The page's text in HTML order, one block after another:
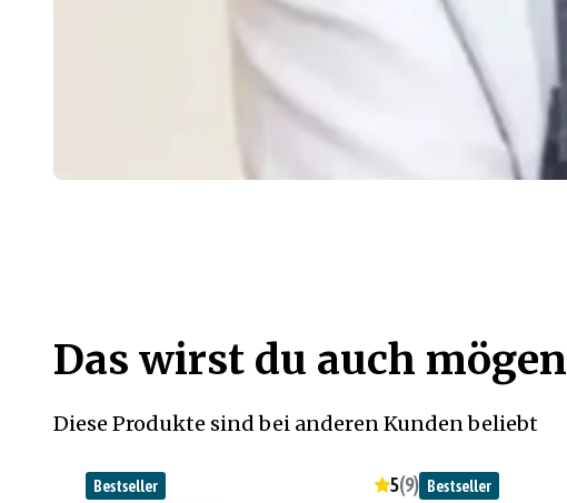
Das wirst du auch mögen
Diese Produkte sind bei anderen Kunden beliebt
Bestseller 5(9) Bestseller